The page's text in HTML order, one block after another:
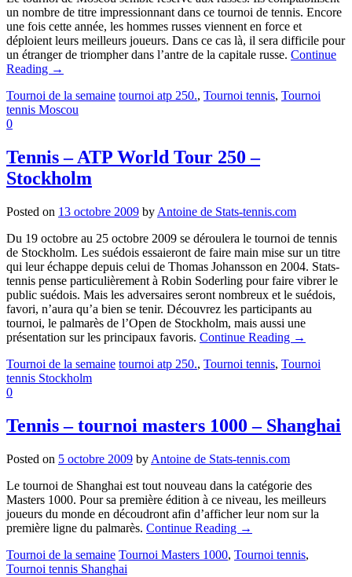
un nombre de titre impressionnant dans ce tournoi de tennis. Encore
une fois cette année, les hommes russes viennent en force et
déploient leurs meilleurs joueurs. Dans ce cas là, il sera difficile pour
un étranger de triompher dans l’antre de la capitale russe. Continue
Reading →
Tournoi de la semaine tournoi atp 250., Tournoi tennis, Tournoi
tennis Moscou
0
Tennis – ATP World Tour 250 –
Stockholm
Posted on 13 octobre 2009 by Antoine de Stats-tennis.com
Du 19 octobre au 25 octobre 2009 se déroulera le tournoi de tennis
de Stockholm. Les suédois essaieront de faire main mise sur un titre
qui leur échappe depuis celui de Thomas Johansson en 2004. Stats-
tennis pense particulièrement à Robin Soderling pour faire vibrer le
public suédois. Mais les adversaires seront nombreux et le suédois,
favori, n’aura qu’a bien se tenir. Découvrez les participants au
tournoi, le palmarès de l’Open de Stockholm, mais aussi une
présentation sur les principaux favoris. Continue Reading →
Tournoi de la semaine tournoi atp 250., Tournoi tennis, Tournoi
tennis Stockholm
0
Tennis – tournoi masters 1000 – Shanghai
Posted on 5 octobre 2009 by Antoine de Stats-tennis.com
Le tournoi de Shanghai est tout nouveau dans la catégorie des
Masters 1000. Pour sa première édition à ce niveau, les meilleurs
joueurs du monde en découdront afin d’afficher leur nom sur la
première ligne du palmarès. Continue Reading →
Tournoi de la semaine Tournoi Masters 1000, Tournoi tennis,
Tournoi tennis Shanghai